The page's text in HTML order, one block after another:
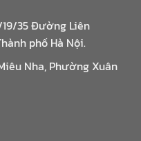
35 Đường Liên
phố Hà Nội.
Nha, Phường Xuân